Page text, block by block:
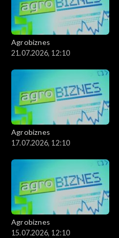
Agrobiznes
21.07.2026, 12:10
Agrobiznes
17.07.2026, 12:10
Agrobiznes
15.07.2026, 12:10